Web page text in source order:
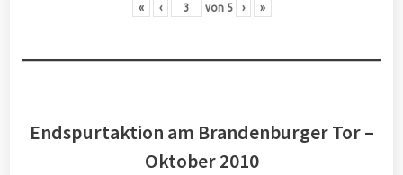
« ‹ von 5 › »
Endspurtaktion am Brandenburger Tor –
Oktober 2010